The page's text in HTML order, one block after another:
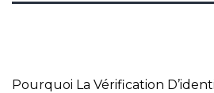
Pourquoi La Vérification